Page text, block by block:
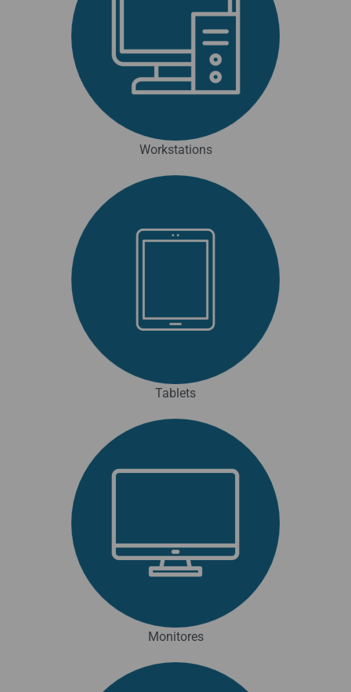
Workstations
Tablets
Monitores